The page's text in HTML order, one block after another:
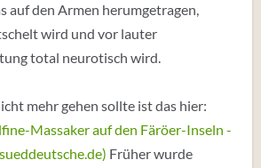
auf den Armen herumgetragen,
wird und vor lauter
total neurotisch wird.
mehr gehen sollte ist das hier:
Massaker auf den Färöer-Inseln -
Früher wurde